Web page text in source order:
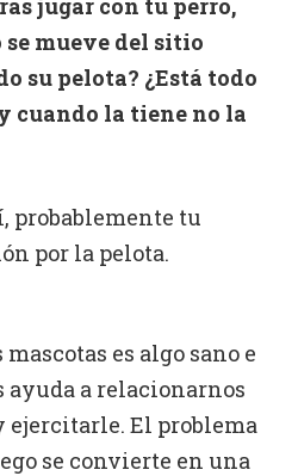
mueve del sitio
su pelota? ¿Está todo
cuando la tiene no la
probablemente tu
por la pelota.
es algo sano e
a relacionarnos
ejercitarle. El problema
se convierte en una